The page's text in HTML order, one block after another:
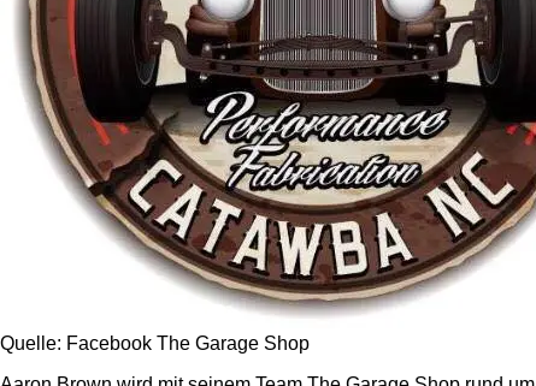
Quelle: Facebook The Garage Shop